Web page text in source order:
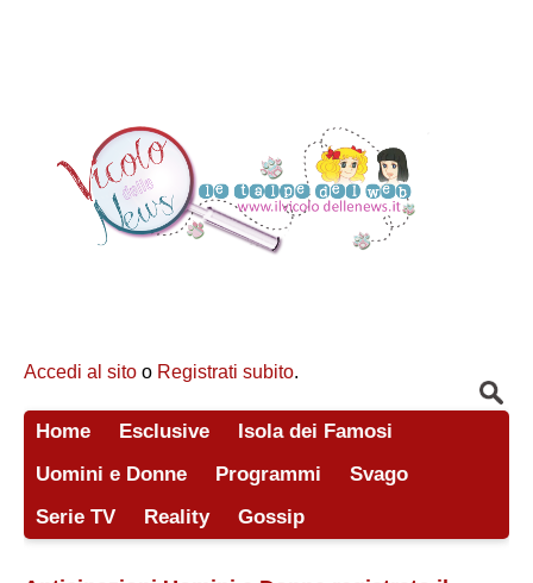
Accedi al sito o Registrati subito.
Home Esclusive
Isola dei Famosi
Uomini e Donne
Programmi
Svago
Serie TV
Reality Gossip